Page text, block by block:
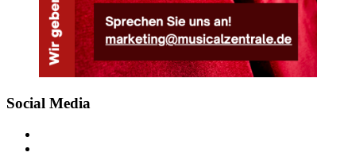
Social Media